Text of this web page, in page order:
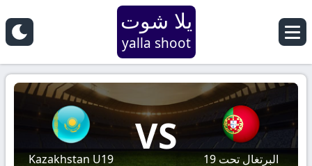
يلا شوت
yalla shoot
البرتغال تحت 19
VS
Kazakhstan U19